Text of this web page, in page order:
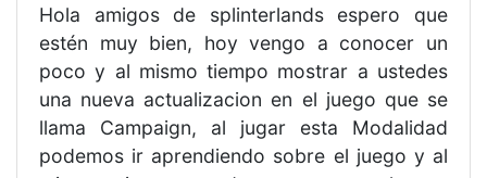
Hola amigos de splinterlands espero que
estén muy bien, hoy vengo a conocer un
poco y al mismo tiempo mostrar a ustedes
una nueva actualizacion en el juego que se
llama Campaign, al jugar esta Modalidad
podemos ir aprendiendo sobre el juego y al